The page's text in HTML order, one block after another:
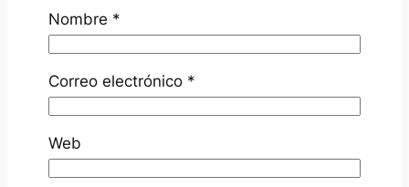
Nombre *
Correo electrónico *
Web